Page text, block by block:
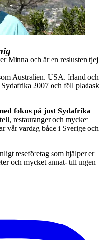
Minna och är en reslusten tjej
Australien, USA, Irland och
2007 och föll pladask
fokus på just Sydafrika
restauranger och mycket
vår vardag både i Sverige och
reseföretag som hjälper er
och mycket annat- till ingen